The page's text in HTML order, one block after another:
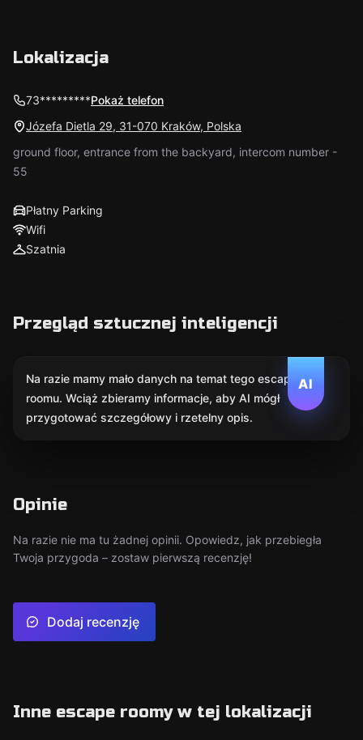
Lokalizacja
73*********Pokaż telefon
Józefa Dietla 29, 31-070 Kraków, Polska
ground floor, entrance from the backyard, intercom number -
55
Płatny Parking
Wifi
Szatnia
Przegląd sztucznej inteligencji
AI
Na razie mamy mało danych na temat tego escape
roomu. Wciąż zbieramy informacje, aby AI mógł
przygotować szczegółowy i rzetelny opis.
Opinie
Na razie nie ma tu żadnej opinii. Opowiedz, jak przebiegła
Twoja przygoda – zostaw pierwszą recenzję!
Dodaj recenzję
Inne escape roomy w tej lokalizacji